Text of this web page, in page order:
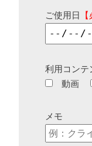
ご使用日
利用コンテ
動画
メモ